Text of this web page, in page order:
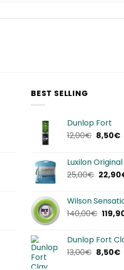
BEST SELLING
Dunlop Fort
12,00€ Il
era:
12,00€.
8,50€Il
Luxilon Original
25,00€ Il
era:
22,90
Wilson
140,00€ Il
era:
Dunlop Fort
13,00€ Il
8,50€Il